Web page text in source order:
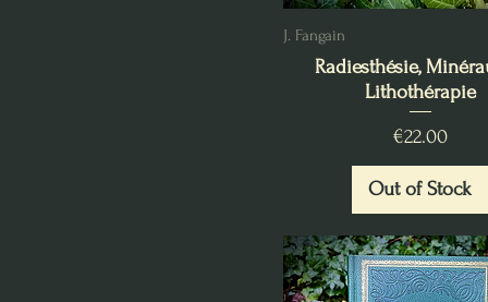
J. Fangain
Radiesthésie,
Lithothérapie
Price
€22.00
Out of Stock